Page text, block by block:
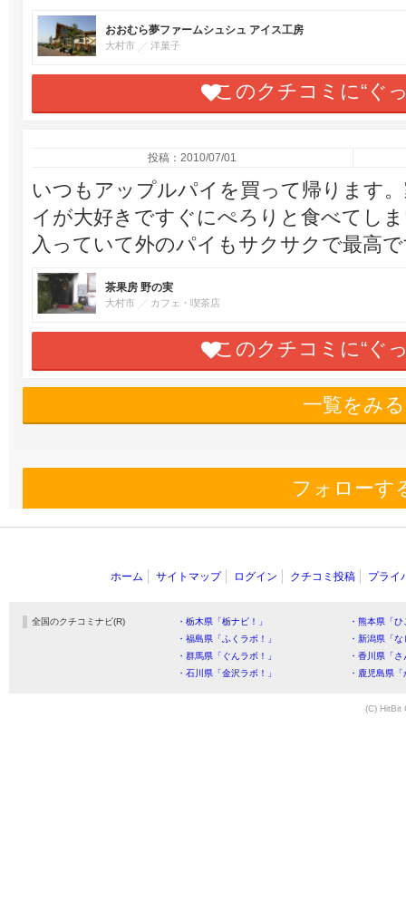
おおむら夢ファームシュシュ アイス工房
大村市 洋菓子
このクチコミに“ぐ
投稿：2010/07/01
いつもアップルパイを買って帰ります
イが大好きですぐにぺろりと食べてし
入っていて外のパイもサクサクで最高
茶果房 野の実
大村市 カフェ・喫茶店
このクチコミに“ぐ
一覧をみる
フォローす
ホーム サイトマップ ログイン クチコミ投稿 プライ
全国のクチコミナビ(R) ・栃木県「栃ナビ！」
・熊本県「
・福島県「ふくラボ！」
・新潟県「
・群馬県「ぐんラボ！」
・香川県「
・石川県「金沢ラボ！」
・鹿児島県
(C) HitBit